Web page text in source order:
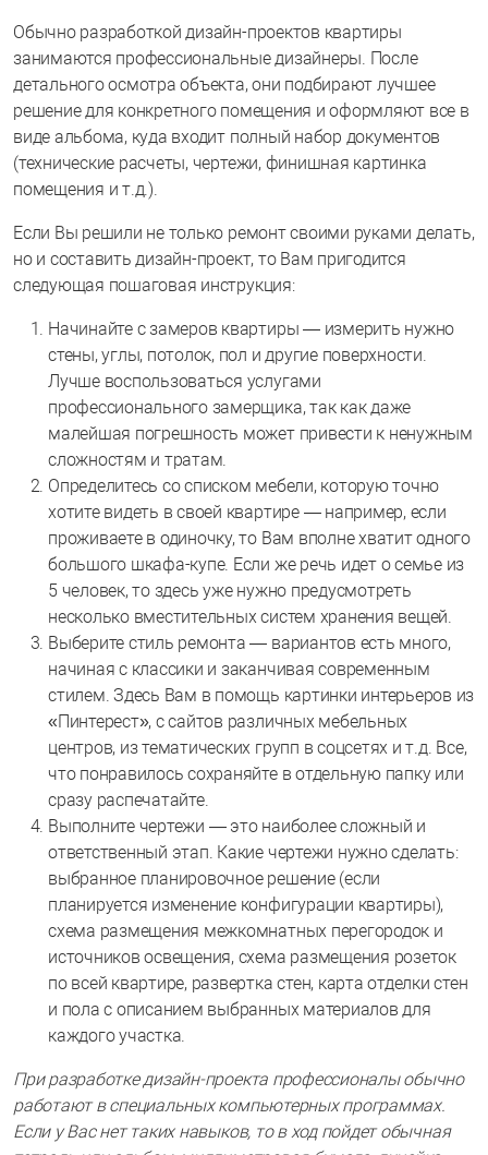
Обычно разработкой дизайн-проектов квартиры
занимаются профессиональные дизайнеры. После
детального осмотра объекта, они подбирают лучшее
решение для конкретного помещения и оформляют все в
виде альбома, куда входит полный набор документов
(технические расчеты, чертежи, финишная картинка
помещения и т.д.).
Если Вы решили не только ремонт своими руками делать,
но и составить дизайн-проект, то Вам пригодится
следующая пошаговая инструкция:
Начинайте с замеров квартиры — измерить нужно
стены, углы, потолок, пол и другие поверхности.
Лучше воспользоваться услугами
профессионального замерщика, так как даже
малейшая погрешность может привести к ненужным
сложностям и тратам.
Определитесь со списком мебели, которую точно
хотите видеть в своей квартире — например, если
проживаете в одиночку, то Вам вполне хватит одного
большого шкафа-купе. Если же речь идет о семье из
5 человек, то здесь уже нужно предусмотреть
несколько вместительных систем хранения вещей.
Выберите стиль ремонта — вариантов есть много,
начиная с классики и заканчивая современным
стилем. Здесь Вам в помощь картинки интерьеров из
«Пинтерест», с сайтов различных мебельных
центров, из тематических групп в соцсетях и т.д. Все,
что понравилось сохраняйте в отдельную папку или
сразу распечатайте.
Выполните чертежи — это наиболее сложный и
ответственный этап. Какие чертежи нужно сделать:
выбранное планировочное решение (если
планируется изменение конфигурации квартиры),
схема размещения межкомнатных перегородок и
источников освещения, схема размещения розеток
по всей квартире, развертка стен, карта отделки стен
и пола с описанием выбранных материалов для
каждого участка.
При разработке дизайн-проекта профессионалы обычно
работают в специальных компьютерных программах.
Если у Вас нет таких навыков, то в ход пойдет обычная